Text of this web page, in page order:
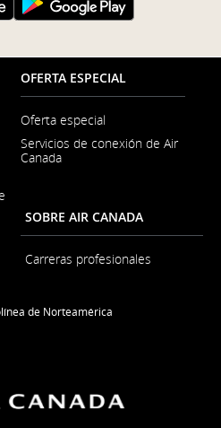
Sitio
externo
no
cumplir
con
las
pautas
de
accesibilidad
las
externo
no
las
accesibilidad
o
OFERTA ESPECIAL
Oferta especial
Servicios de conexión de Air
Canada
SOBRE AIR CANADA
Carreras profesionales
de Norteamérica